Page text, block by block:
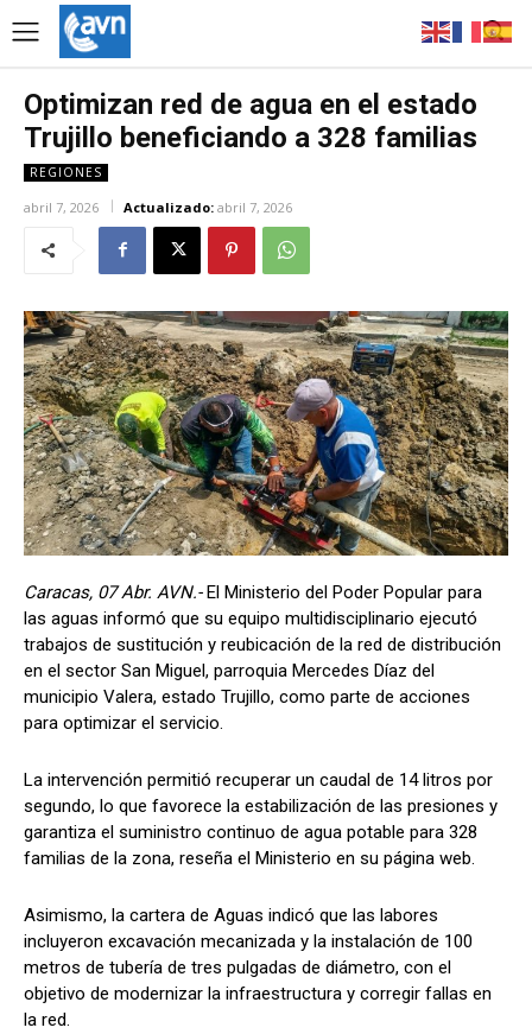
Optimizan red de agua en el estado
Trujillo beneficiando a 328 familias
REGIONES
abril 7, 2026 Actualizado: abril 7, 2026
Caracas, 07 Abr. AVN.-El Ministerio del Poder Popular para
las aguas informó que su equipo multidisciplinario ejecutó
trabajos de sustitución y reubicación de la red de distribución
en el sector San Miguel, parroquia Mercedes Díaz del
municipio Valera, estado Trujillo, como parte de acciones
para optimizar el servicio.
La intervención permitió recuperar un caudal de 14 litros por
segundo, lo que favorece la estabilización de las presiones y
garantiza el suministro continuo de agua potable para 328
familias de la zona, reseña el Ministerio en su página web.
Asimismo, la cartera de Aguas indicó que las labores
incluyeron excavación mecanizada y la instalación de 100
metros de tubería de tres pulgadas de diámetro, con el
objetivo de modernizar la infraestructura y corregir fallas en
la red.